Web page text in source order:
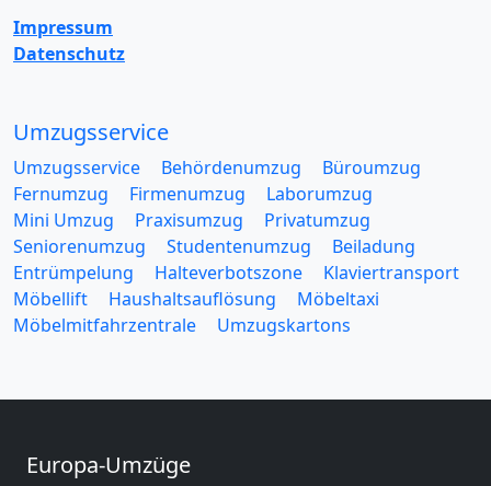
Impressum
Datenschutz
Umzugsservice
Umzugsservice Behördenumzug
Büroumzug
Fernumzug
Firmenumzug
Laborumzug
Mini Umzug
Praxisumzug
Privatumzug
Seniorenumzug
Studentenumzug
Beiladung
Entrümpelung
Halteverbotszone
Klaviertransport
Möbellift
Haushaltsauflösung
Möbeltaxi
Möbelmitfahrzentrale
Umzugskartons
Europa-Umzüge